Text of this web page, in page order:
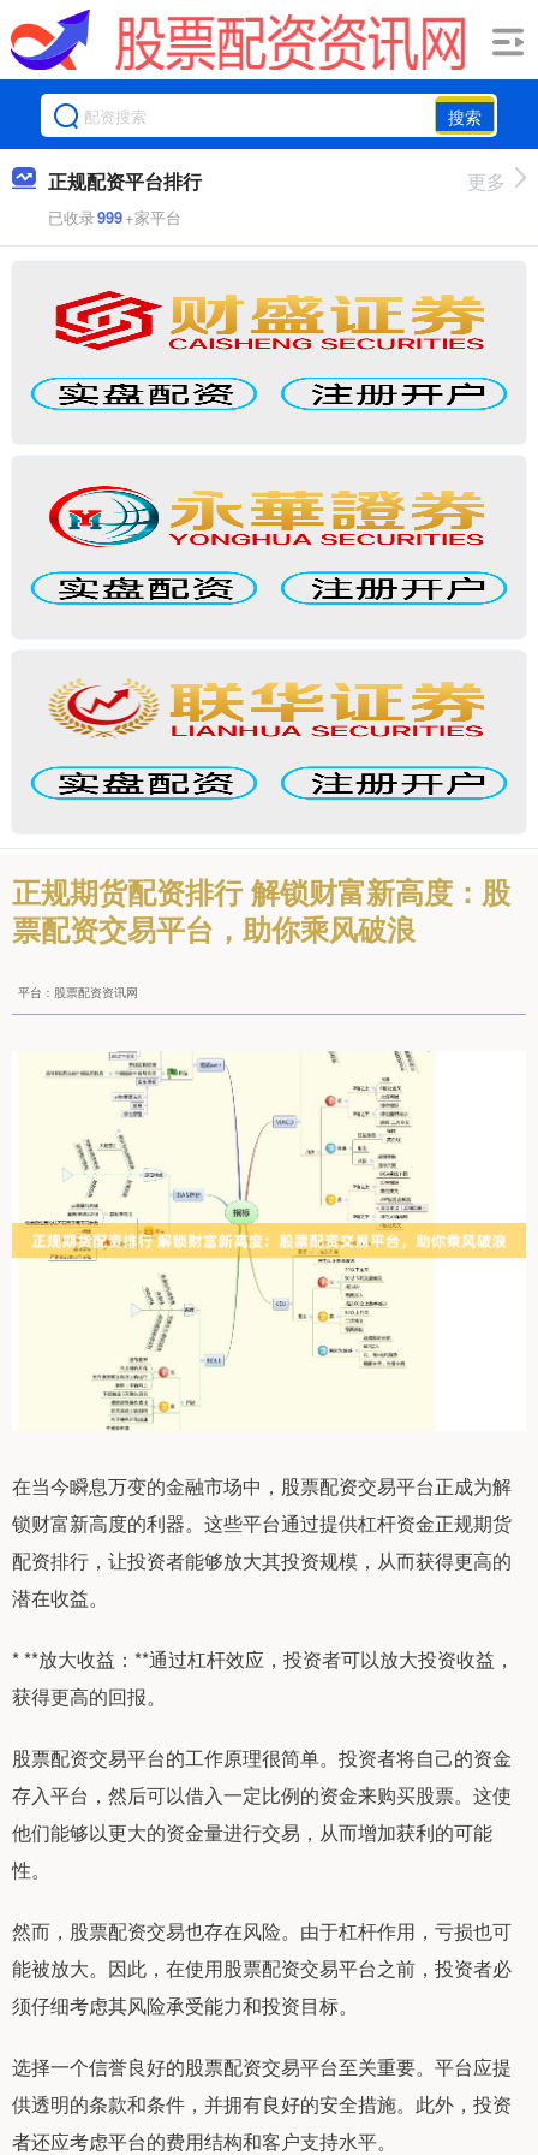
搜索
正规配资平台排行
已收录999+家平台
更多
正规期货配资排行 解锁财富新高度：股
票配资交易平台，助你乘风破浪
平台：股票配资资讯网
在当今瞬息万变的金融市场中，股票配资交易平台正成为解
锁财富新高度的利器。这些平台通过提供杠杆资金正规期货
配资排行，让投资者能够放大其投资规模，从而获得更高的
潜在收益。
* **放大收益：**通过杠杆效应，投资者可以放大投资收益，
获得更高的回报。
股票配资交易平台的工作原理很简单。投资者将自己的资金
存入平台，然后可以借入一定比例的资金来购买股票。这使
他们能够以更大的资金量进行交易，从而增加获利的可能
性。
然而，股票配资交易也存在风险。由于杠杆作用，亏损也可
能被放大。因此，在使用股票配资交易平台之前，投资者必
须仔细考虑其风险承受能力和投资目标。
选择一个信誉良好的股票配资交易平台至关重要。平台应提
供透明的条款和条件，并拥有良好的安全措施。此外，投资
者还应考虑平台的费用结构和客户支持水平。